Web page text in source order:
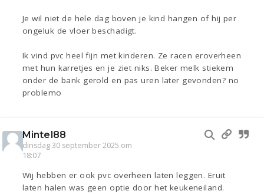
Je wil niet de hele dag boven je kind hangen of hij per
ongeluk de vloer beschadigt.
Ik vind pvc heel fijn met kinderen. Ze racen eroverheen
met hun karretjes en je ziet niks. Beker melk stiekem
onder de bank gerold en pas uren later gevonden? no
problemo
Mintel88
dinsdag 30 september 2025 om
18:07
Wij hebben er ook pvc overheen laten leggen. Eruit
laten halen was geen optie door het keukeneiland.